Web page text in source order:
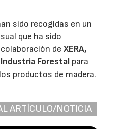
sido recogidas en un
que ha sido
deXERA,
Forestal para
productos de madera.
ARTÍCULO/NOTICIA